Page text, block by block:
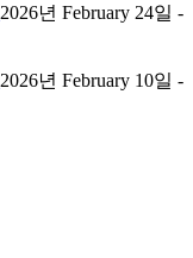
2026년 February 24일 -
2026년 February 10일 -